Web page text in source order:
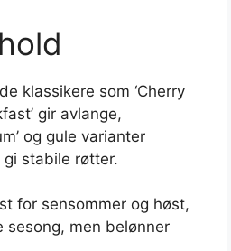
klassikere som ‘Cherry
gir avlange,
og gule varianter
gi stabile røtter.
for sensommer og høst,
sesong, men belønner